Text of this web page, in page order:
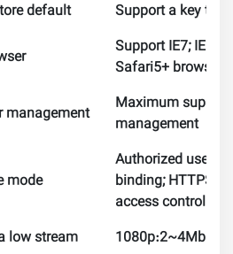
default Support a key to
Support IE7; IE8;
Safari5+ browser
management
Maximum
management
mode
Authorized user
binding; HTTPS
access control
low stream
1080p:2~4Mbps;